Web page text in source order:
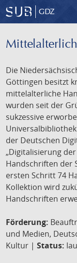
GDZ
Die
Göttingen besitzt
mittelalterliche
wurden seit der
sukzessive
der Deutschen
„Digitalisierung
Handschriften der
ersten Schritt 74
Kollektion wird
Handschriften
Förderung:
und Medien,
Kultur | Status: